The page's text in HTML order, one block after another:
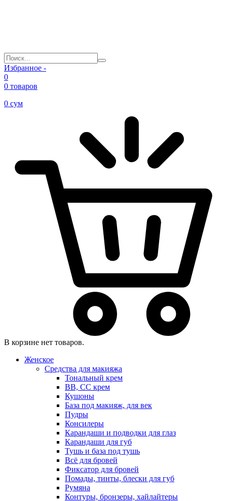
Избранное -
0
0 товаров
0 сум
В корзине нет товаров.
Женское
Средства для макияжа
Тональный крем
BB, CC крем
Кушоны
База под макияж, для век
Пудры
Консилеры
Карандаши и подводки для глаз
Карандаши для губ
Тушь и база под тушь
Всё для бровей
Фиксатор для бровей
Помады, тинты, блески для губ
Румяна
Контуры, бронзеры, хайлайтеры